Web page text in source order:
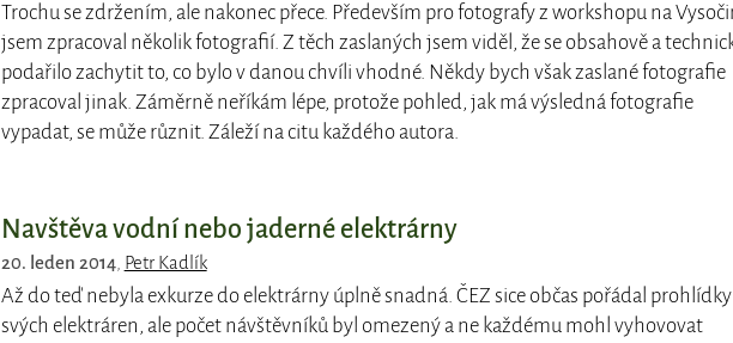
Trochu se zdržením, ale nakonec přece. Především pro fotografy z workshopu na
jsem zpracoval několik fotografií. Z těch zaslaných jsem viděl, že se obsahově a
podařilo zachytit to, co bylo v danou chvíli vhodné. Někdy bych však zaslané fotografie
zpracoval jinak. Záměrně neříkám lépe, protože pohled, jak má výsledná fotografie
vypadat, se může různit. Záleží na citu každého autora.
Navštěva vodní nebo jaderné elektrárny
20. leden 2014, Petr Kadlík
Až do teď nebyla exkurze do elektrárny úplně snadná. ČEZ sice občas pořádal prohlídky
svých elektráren, ale počet návštěvníků byl omezený a ne každému mohl vyhovovat